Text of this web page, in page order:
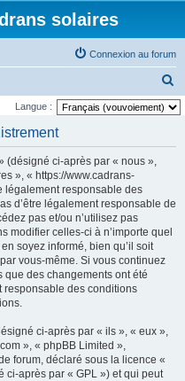
solaires
Connexion au forum
e
Langue :
(désigné ci-après par « nous »,
», « https://www.cadrans-
légalement responsable des
d’être légalement responsable de
pas et/ou n’utilisez pas
modifier celles-ci à n’importe quel
soyez informé, bien qu’il soit
vous-même. Si vous continuez
que des changements ont été
responsable des conditions
ci-après par « ils », « eux »,
», « phpBB Limited »,
forum, déclaré sous la licence «
ci-après par « GPL ») et qui peut